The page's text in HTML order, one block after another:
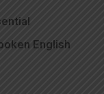
English